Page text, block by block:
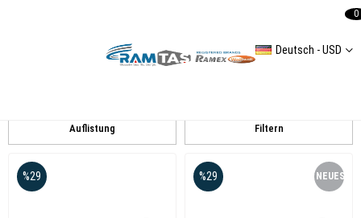
Deutsch - USD
0
Filtern
Auflistung
%29 %29 NEUES